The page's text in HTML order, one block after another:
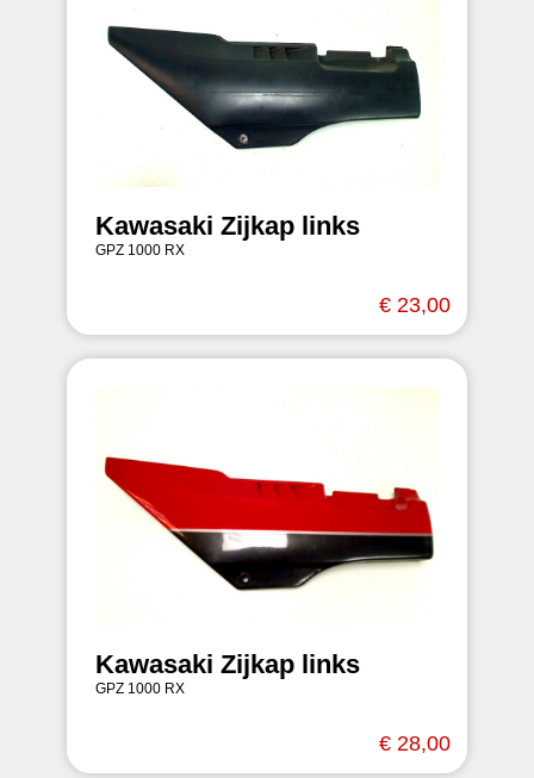
Kawasaki Zijkap links
GPZ 1000 RX
€ 23,00
Kawasaki Zijkap links
GPZ 1000 RX
€ 28,00